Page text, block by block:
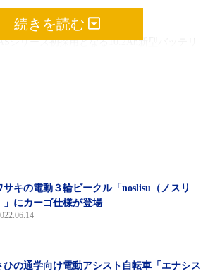
シリーズ初採用となる10.2Ah新型バッテリ
象を与える「ディープレッド」を新たに設
続きを読む
サキの電動３輪ビークル「noslisu（ノスリ
」にカーゴ仕様が登場
ひの通学向け電動アシスト自転車「エナシス